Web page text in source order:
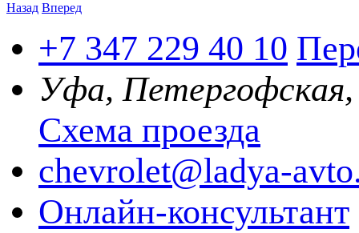
Назад Вперед
+7 347 229 40 10
Уфа,
Схема проезда
chevrolet@ladya-
Онлайн-консультант